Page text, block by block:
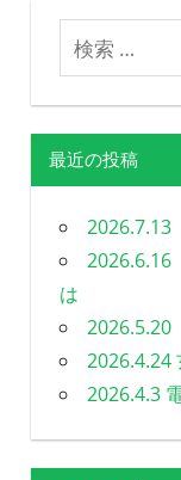
目
指
し
ま
す
最近の投稿
2026.6.16
は
2026.5.20
2026.4.24
2026.4.3